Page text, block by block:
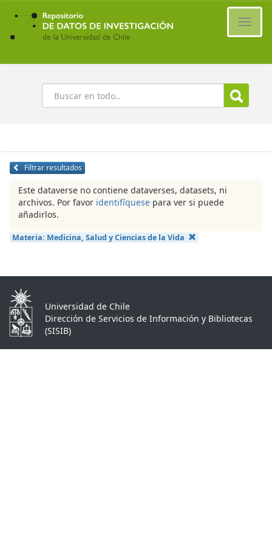
Ir
contenido
principal
Buscar
Filtrar resultados
Este dataverse no contiene dataverses, datasets, ni
archivos. Por favor identifíquese para ver si puede
añadirlos.
Materia: Medicina, Salud y Ciencias de la Vida
Universidad de Chile
Dirección de Servicios de Información y Bibliotecas
(SISIB)